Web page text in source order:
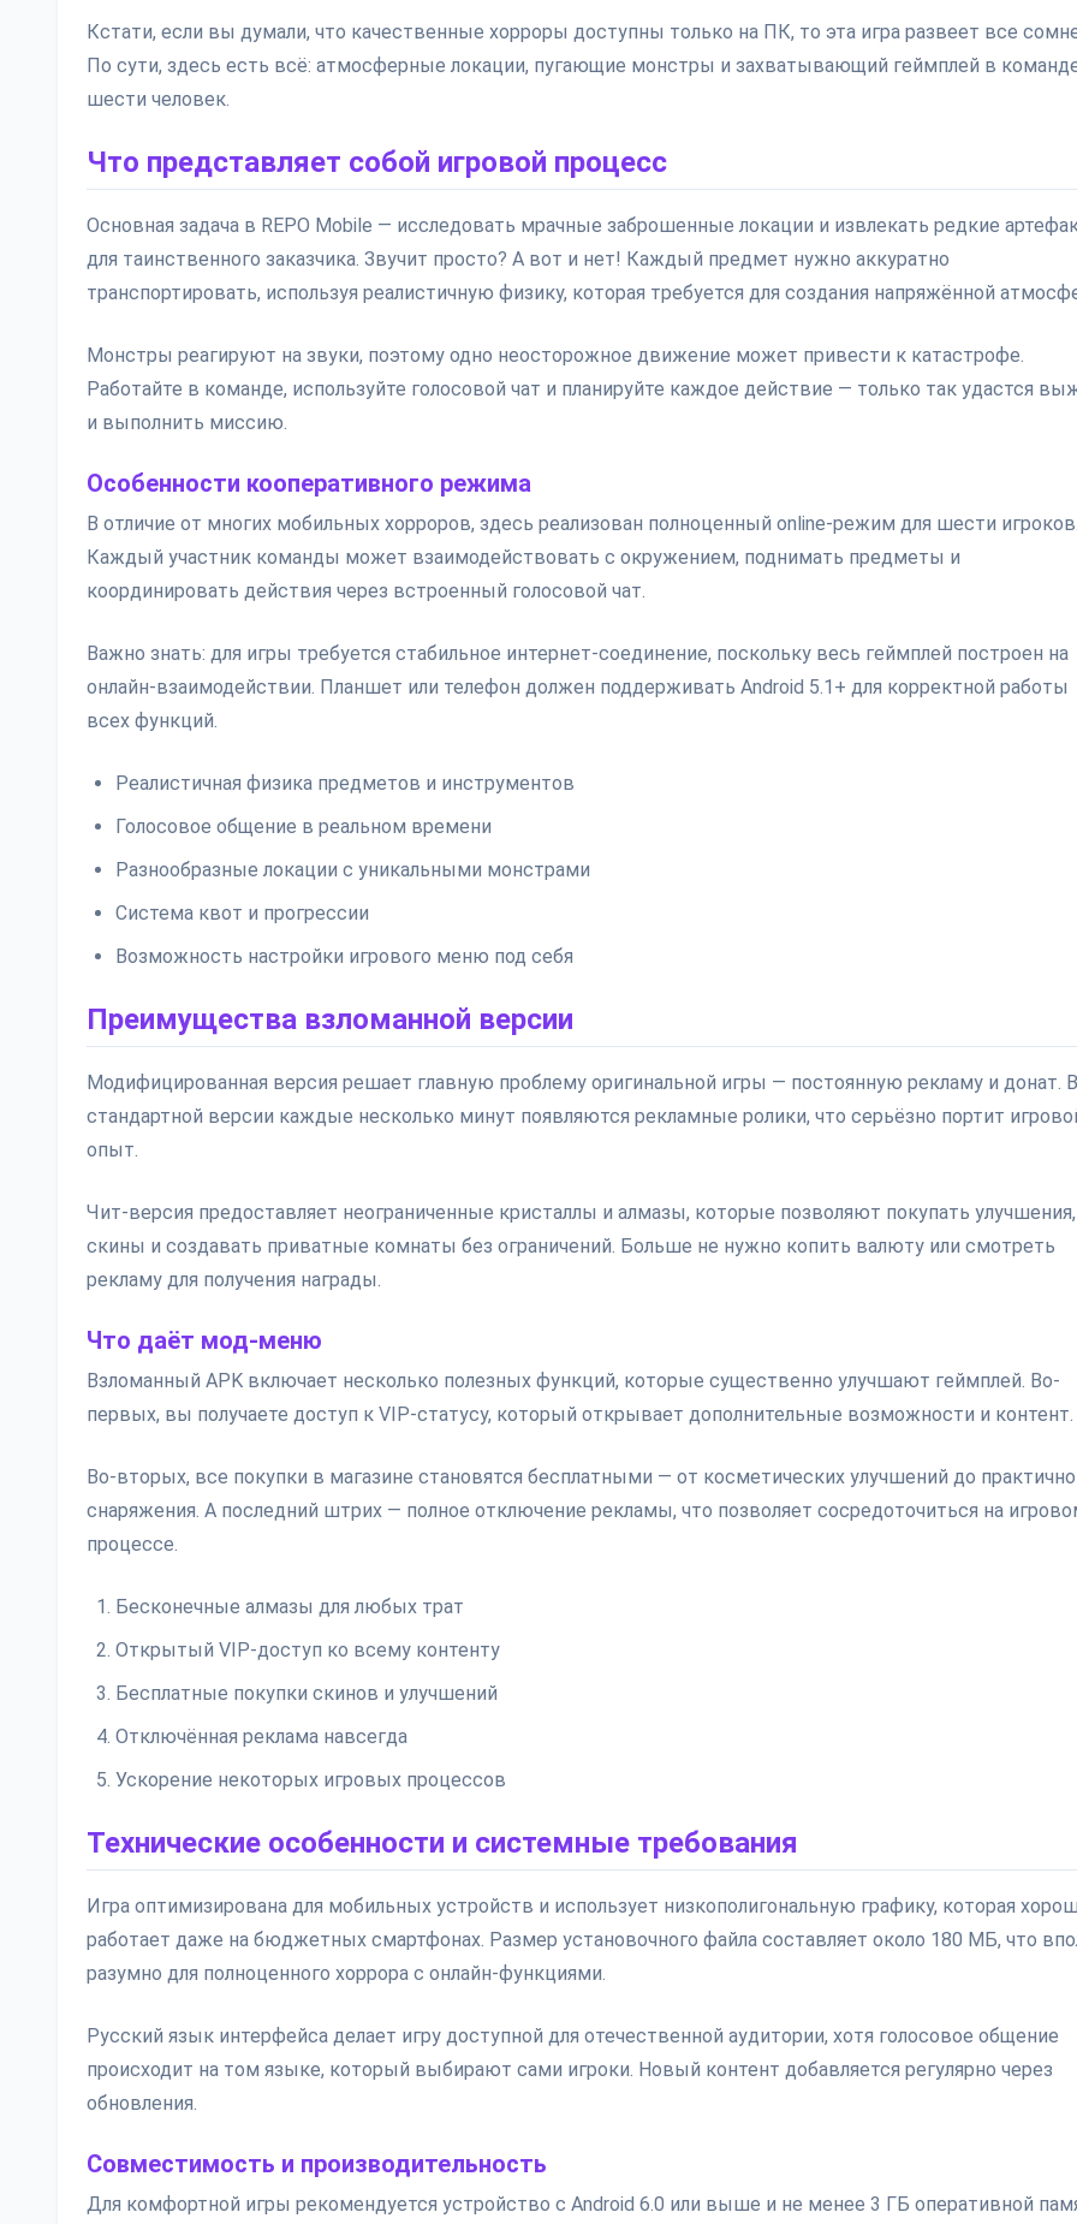
Кстати, если вы думали, что качественные хорроры доступны только на ПК, то эта игра развеет все
По сути, здесь есть всё: атмосферные локации, пугающие монстры и захватывающий геймплей в
шести человек.
Что представляет собой игровой процесс
Основная задача в REPO Mobile — исследовать мрачные заброшенные локации и извлекать редкие
для таинственного заказчика. Звучит просто? А вот и нет! Каждый предмет нужно аккуратно
транспортировать, используя реалистичную физику, которая требуется для создания напряжённой
Монстры реагируют на звуки, поэтому одно неосторожное движение может привести к катастрофе.
Работайте в команде, используйте голосовой чат и планируйте каждое действие — только так удастся
и выполнить миссию.
Особенности кооперативного режима
В отличие от многих мобильных хорроров, здесь реализован полноценный online-режим для шести
Каждый участник команды может взаимодействовать с окружением, поднимать предметы и
координировать действия через встроенный голосовой чат.
Важно знать: для игры требуется стабильное интернет-соединение, поскольку весь геймплей построен на
онлайн-взаимодействии. Планшет или телефон должен поддерживать Android 5.1+ для корректной работы
всех функций.
Реалистичная физика предметов и инструментов
Голосовое общение в реальном времени
Разнообразные локации с уникальными монстрами
Система квот и прогрессии
Возможность настройки игрового меню под себя
Преимущества взломанной версии
Модифицированная версия решает главную проблему оригинальной игры — постоянную рекламу и донат. В
стандартной версии каждые несколько минут появляются рекламные ролики, что серьёзно портит
опыт.
Чит-версия предоставляет неограниченные кристаллы и алмазы, которые позволяют покупать улучшения,
скины и создавать приватные комнаты без ограничений. Больше не нужно копить валюту или смотреть
рекламу для получения награды.
Что даёт мод-меню
Взломанный APK включает несколько полезных функций, которые существенно улучшают геймплей. Во-
первых, вы получаете доступ к VIP-статусу, который открывает дополнительные возможности и контент.
Во-вторых, все покупки в магазине становятся бесплатными — от косметических улучшений до
снаряжения. А последний штрих — полное отключение рекламы, что позволяет сосредоточиться на
процессе.
Бесконечные алмазы для любых трат
Открытый VIP-доступ ко всему контенту
Бесплатные покупки скинов и улучшений
Отключённая реклама навсегда
Ускорение некоторых игровых процессов
Технические особенности и системные требования
Игра оптимизирована для мобильных устройств и использует низкополигональную графику, которая
работает даже на бюджетных смартфонах. Размер установочного файла составляет около 180 МБ, что
разумно для полноценного хоррора с онлайн-функциями.
Русский язык интерфейса делает игру доступной для отечественной аудитории, хотя голосовое общение
происходит на том языке, который выбирают сами игроки. Новый контент добавляется регулярно через
обновления.
Совместимость и производительность
Для комфортной игры рекомендуется устройство с Android 6.0 или выше и не менее 3 ГБ оперативной